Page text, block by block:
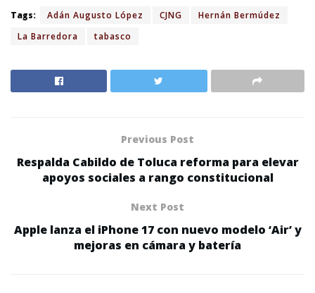
Tags: Adán Augusto López CJNG
Hernán Bermúdez
La Barredora
tabasco
Previous Post
Respalda Cabildo de Toluca reforma para elevar
apoyos sociales a rango constitucional
Next Post
Apple lanza el iPhone 17 con nuevo modelo ‘Air’ y
mejoras en cámara y batería